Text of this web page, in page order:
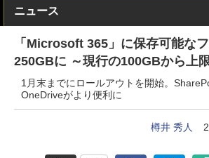
ニュース
「Microsoft 365」に保存可能な
250GBに ～現行の100GBから上
1月末までにロールアウトを開始。
OneDriveがより便利に
樽井 秀人